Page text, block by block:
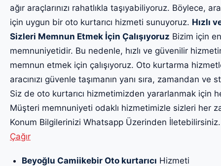
ağır araçlarınızı rahatlıkla taşıyabiliyoruz. Böylece,
için uygun bir oto kurtarıcı hizmeti sunuyoruz. Hızlı
Sizleri Memnun Etmek İçin Çalışıyoruz Bizim için
memnuniyetidir. Bu nedenle, hızlı ve güvenilir
memnun etmek için çalışıyoruz. Oto kurtarma
aracınızı güvenle taşımanın yanı sıra, zamandan
Siz de oto kurtarıcı hizmetimizden yararlanmak için
Müşteri memnuniyeti odaklı hizmetimizle sizleri her
Konum Bilgilerinizi Whatsapp Üzerinden
Çağır
Beyoğlu Camiikebir Oto kurtarıcı Hizmeti